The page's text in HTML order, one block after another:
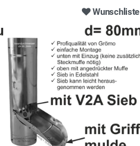
Wunschliste